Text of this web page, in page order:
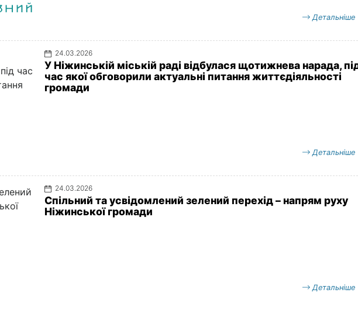
Детальніше
24.03.2026
У Ніжинській міській раді відбулася щотижнева нарада,
час якої обговорили актуальні питання життєдіяльності
громади
Детальніше
24.03.2026
Спільний та усвідомлений зелений перехід – напрям руху
Ніжинської громади
Детальніше